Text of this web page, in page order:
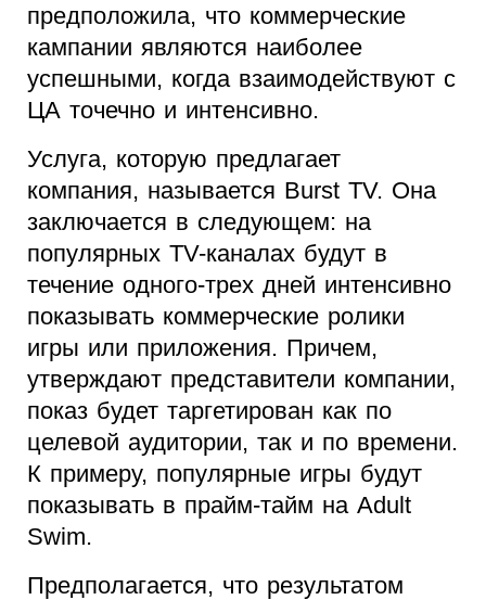
предположила, что коммерческие
кампании являются наиболее
успешными, когда взаимодействуют с
ЦА точечно и интенсивно.
Услуга, которую предлагает
компания, называется Burst TV. Она
заключается в следующем: на
популярных TV-каналах будут в
течение одного-трех дней интенсивно
показывать коммерческие ролики
игры или приложения. Причем,
утверждают представители компании,
показ будет таргетирован как по
целевой аудитории, так и по времени.
К примеру, популярные игры будут
показывать в прайм-тайм на Adult
Swim.
Предполагается, что результатом